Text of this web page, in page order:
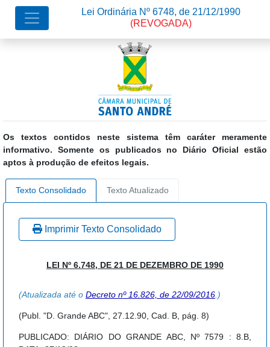
Os textos contidos neste sistema têm caráter meramente
informativo. Somente os publicados no Diário Oficial estão
aptos à produção de efeitos legais.
Lei Ordinária Nº 6748, de 21/12/1990
(REVOGADA)
Texto Consolidado Texto Atualizado
Imprimir Texto Consolidado
LEI Nº 6.748, DE 21 DE DEZEMBRO DE 1990
(Atualizada até o Decreto nº 16.826, de 22/09/2016 .)
(Publ. "D. Grande ABC", 27.12.90, Cad. B, pág. 8)
PUBLICADO: DIÁRIO DO GRANDE ABC, Nº 7579 : 8.B,